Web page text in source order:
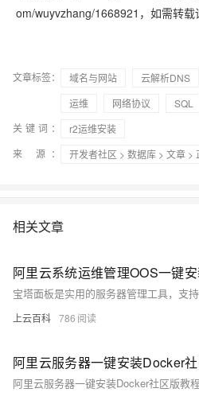
om/wuyvzhang/1668921，如需转载
文章标签： 域名与网站 云解析DNS
运维
网络协议 SQL
关键词：
r2运维安装
来 源：
开发者社区 > 数据库 > 文章 >
相关文章
上云百科 786